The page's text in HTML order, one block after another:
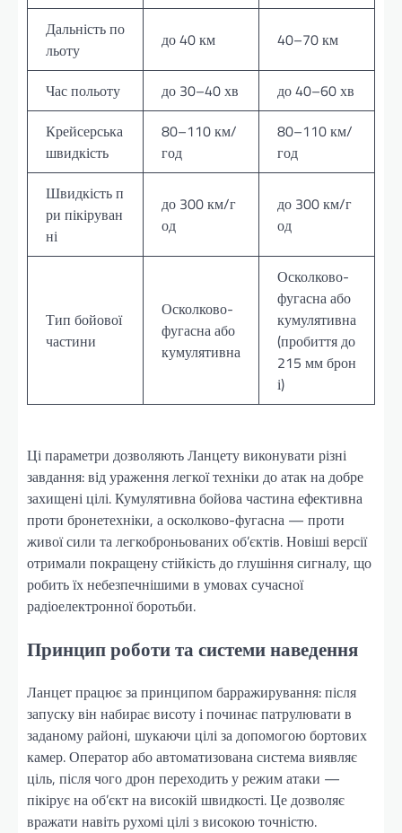
Дальність по
льоту
до 40 км 40–70 км
Час польоту до 30–40 хв
до 40–60 хв
Крейсерська
швидкість
80–110 км/
год
80–110 км/
год
Швидкість п
ри пікіруван
ні
до 300 км/г
од
до 300 км/г
од
Тип бойової
частини
Осколково-
фугасна або
кумулятивна
Осколково-
фугасна або
кумулятивна
(пробиття до
215 мм брон
і)
Ці параметри дозволяють Ланцету виконувати різні
завдання: від ураження легкої техніки до атак на добре
захищені цілі. Кумулятивна бойова частина ефективна
проти бронетехніки, а осколково-фугасна — проти
живої сили та легкоброньованих об’єктів. Новіші версії
отримали покращену стійкість до глушіння сигналу, що
робить їх небезпечнішими в умовах сучасної
радіоелектронної боротьби.
Принцип роботи та системи наведення
Ланцет працює за принципом барражирування: після
запуску він набирає висоту і починає патрулювати в
заданому районі, шукаючи цілі за допомогою бортових
камер. Оператор або автоматизована система виявляє
ціль, після чого дрон переходить у режим атаки —
пікірує на об’єкт на високій швидкості. Це дозволяє
вражати навіть рухомі цілі з високою точністю.